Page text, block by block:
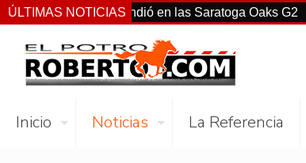
ÚLTIMAS NOTICIAS
Jr. sorprendió en las Saratoga Oaks G2
Inicio Noticias La Referencia